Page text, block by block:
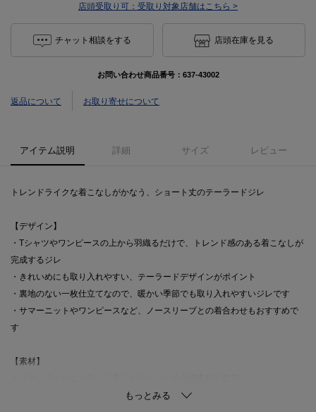
店頭受取り可： 受取り対象店舗はこちら >
チャット相談をする 店頭在庫を見る
お問い合わせ商品番号： 637-43002
返品について お取り寄せについて
アイテム説明 詳細 サイズ レビュー
トレンドライクな着こなしがかなう、ショート丈のテーラードジレ
【デザイン】
・Tシャツやワンピースの上から羽織るだけで、トレンド感のある着こなしが
完成するジレ
・きれいめにも取り入れやすい、テーラードデザインがポイント
・裏地のない一枚仕立てなので、暖かい季節でも取り入れやすいジレです
・サマーニットやワンピースなど、ノースリーブとの着合わせもおすすめで
す
【素材】
・薄手なのでカーディガンライクに軽く羽織ることができる一枚